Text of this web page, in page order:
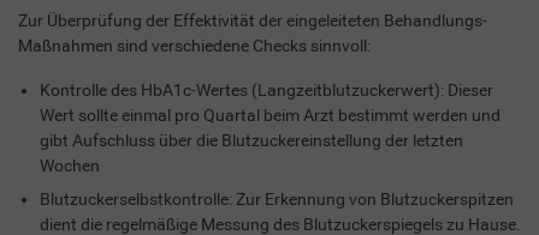
Zur Überprüfung der Effektivität der eingeleiteten Behandlungs-
Maßnahmen sind verschiedene Checks sinnvoll:
Kontrolle des HbA1c-Wertes (Langzeitblutzuckerwert): Dieser
Wert sollte einmal pro Quartal beim Arzt bestimmt werden und
gibt Aufschluss über die Blutzuckereinstellung der letzten
Wochen
Blutzuckerselbstkontrolle: Zur Erkennung von Blutzuckerspitzen
dient die regelmäßige Messung des Blutzuckerspiegels zu Hause.